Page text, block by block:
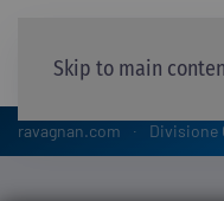
Skip to main
ravagnan.com Divisione